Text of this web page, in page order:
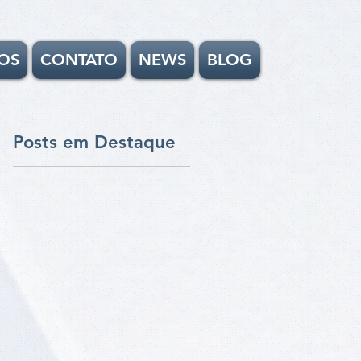
CONTATO NEWS BLOG
Posts em Destaque